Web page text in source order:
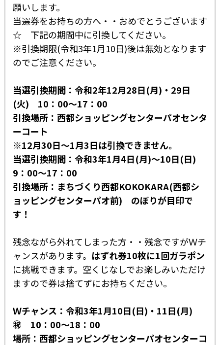
願いします。
当選券をお持ちの方へ・・おめでとうございます
☆ 下記の期間中に引換してください。
※引換期限(令和3年1月10日)後は無効となります
のでご注意ください。
当選引換期間：令和2年12月28日(月)・29日
(火) 10：00～17：00
引換場所：西都ショッピングセンターパオセンタ
ーコート
※12月30日～1月3日は引換できません。
当選引換期間：令和3年1月4日(月)～10日(日)
9：00～17：00
引換場所：まちづくり西都KOKOKARA(西都シ
ョッピングセンターパオ前) のぼりが目印で
す！
残念ながら外れてしまった方・・残念ですがＷチ
ャンスがあります。 はずれ券10枚に1回ガラポン
に挑戦できます。空くじなしでお楽しみいただけ
ますので券は捨てずにお持ちください。
Ｗチャンス：令和3年1月10日(日)・11日(月)
㊗ 10：00～18：00
場所：西都ショッピングセンターパオセンターコ